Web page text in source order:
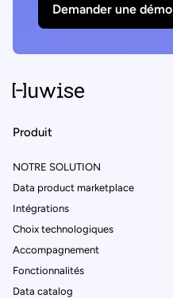
Demander une démo
Produit
NOTRE SOLUTION
Data product marketplace
Intégrations
Choix technologiques
Accompagnement
Fonctionnalités
Data catalog